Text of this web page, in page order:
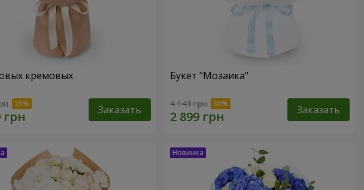
кремовых
Заказать
Букет "Мозаика"
4 141 грн Заказать